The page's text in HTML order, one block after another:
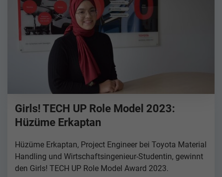
Girls! TECH UP Role Model 2023:
Hüzüme Erkaptan
Hüzüme Erkaptan, Project Engineer bei Toyota Material
Handling und Wirtschaftsingenieur-Studentin, gewinnt
den Girls! TECH UP Role Model Award 2023.